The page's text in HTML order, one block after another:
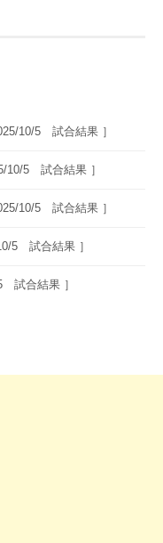
10/5 試合結果 ］
10/5 試合結果 ］
10/5 試合結果 ］
5 試合結果 ］
試合結果 ］